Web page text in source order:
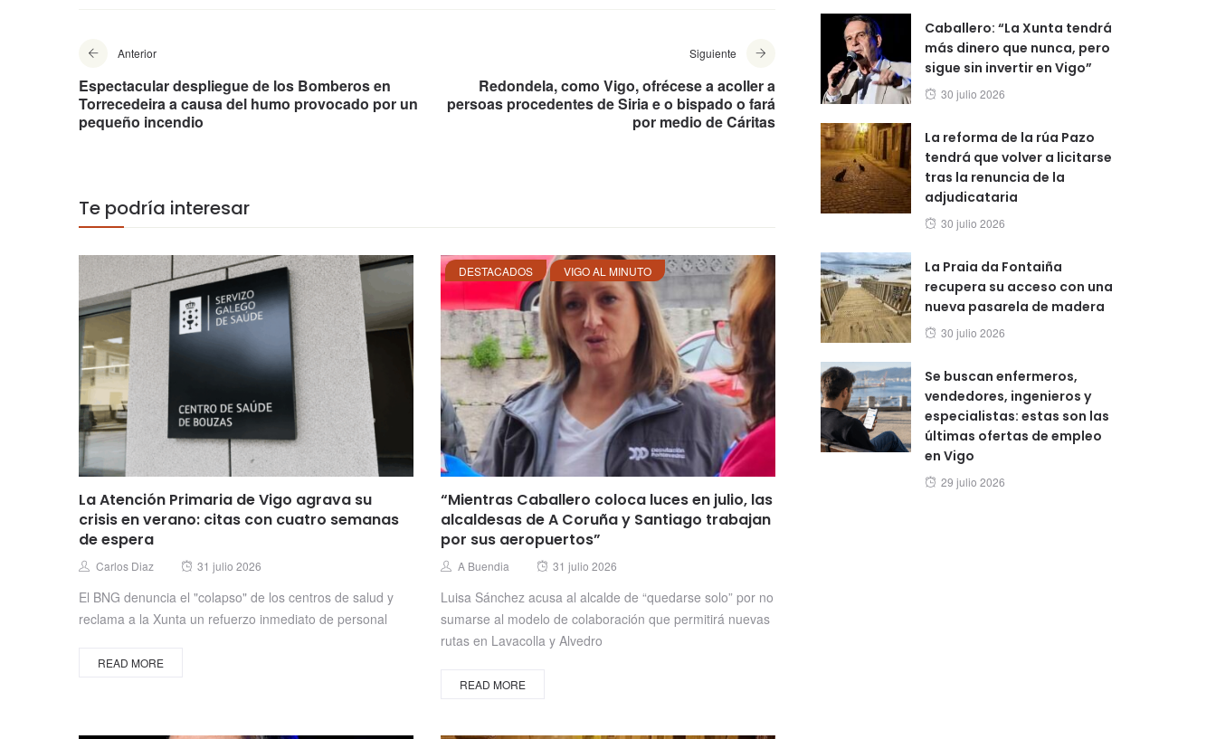
Anterior
Espectacular despliegue de los Bomberos en
Torrecedeira a causa del humo provocado por un
pequeño incendio
Siguiente
Redondela, como Vigo, ofrécese a acoller a
persoas procedentes de Siria e o bispado o fará
por medio de Cáritas
Te podría interesar
La Atención Primaria de Vigo agrava su
crisis en verano: citas con cuatro semanas
de espera
Author
Carlos Diaz
Posted
31 julio 2026
El BNG denuncia el "colapso" de los centros de salud y
reclama a la Xunta un refuerzo inmediato de personal
READ MORE
DESTACADOS VIGO AL MINUTO
“Mientras Caballero coloca luces en julio, las
alcaldesas de A Coruña y Santiago trabajan
por sus aeropuertos”
Author
A Buendia
Posted
31 julio 2026
Luisa Sánchez acusa al alcalde de “quedarse solo” por no
sumarse al modelo de colaboración que permitirá nuevas
rutas en Lavacolla y Alvedro
READ MORE
Caballero: “La Xunta tendrá
más dinero que nunca, pero
sigue sin invertir en Vigo”
Posted
30 julio 2026
La reforma de la rúa Pazo
tendrá que volver a licitarse
tras la renuncia de la
adjudicataria
Posted
30 julio 2026
La Praia da Fontaiña
recupera su acceso con una
nueva pasarela de madera
Posted
30 julio 2026
Se buscan enfermeros,
vendedores, ingenieros y
especialistas: estas son las
últimas ofertas de empleo
en Vigo
Posted
29 julio 2026